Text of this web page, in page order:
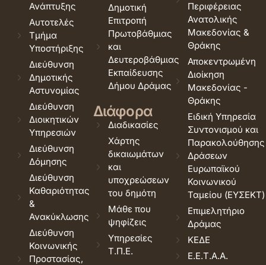
Ανάπτυξης
Αυτοτελές
Τμήμα
Υποστήριξης
Διεύθυνση
Δημοτικής
Αστυνομίας
Διεύθυνση
Διοικητικών
Υπηρεσιών
Διεύθυνση
Δόμησης
Διεύθυνση
Καθαριότητας
&
Ανακύκλωσης
Διεύθυνση
Κοινωνικής
Προστασίας,
Δημοτική
Επιτροπή
Πρωτοβάθμιας
και
Δευτεροβάθμιας
Εκπαίδευσης
Δήμου Δράμας
Διάφορα
Διαδικασίες
Χάρτης
δικαιωμάτων
και
υποχρεώσεων
του δημότη
Μάθε που
ψηφίζεις
Υπηρεσίες
Τ.Π.Ε.
Περιφέρειας
Ανατολικής
Μακεδονίας &
Θράκης
Αποκεντρωμένη
Διοίκηση
Μακεδονίας -
Θράκης
Ειδική Υπηρεσία
Συντονισμού και
Παρακολούθησης
Δράσεων
Ευρωπαϊκού
Κοινωνικού
Ταμείου (ΕΥΣΕΚΤ)
Επιμελητήριο
Δράμας
ΚΕΔΕ
Ε.Ε.Τ.Α.Α.